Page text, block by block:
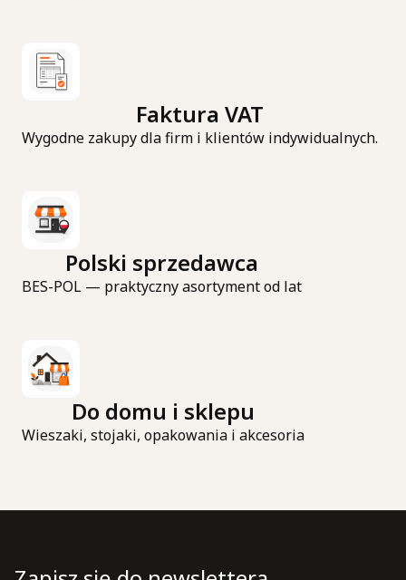
Faktura VAT
Wygodne zakupy dla firm i klientów indywidualnych.
Polski sprzedawca
BES-POL — praktyczny asortyment od lat
Do domu i sklepu
Wieszaki, stojaki, opakowania i akcesoria